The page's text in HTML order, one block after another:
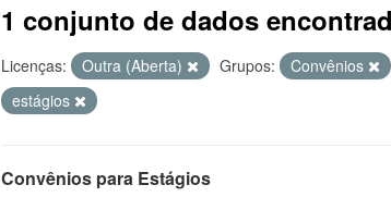
1 conjunto de dados
Licenças: Outra (Aberta) Grupos: Convênios
estágios
Convênios para Estágios